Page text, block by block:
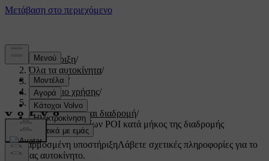
Υποστήριξη/
Όλα τα αυτοκίνητα/
V60 2022 /
Εγχειρίδιο χρήσης/
Πλοήγηση/
Δρομολόγιο και διαδρομή/
Εμφάνιση σημείων POI κατά μήκος της διαδρομής
Προσαρμοσμένη υποστήριξηΛάβετε σχετικές πληροφορίες για το
δικό σας αυτοκίνητο.